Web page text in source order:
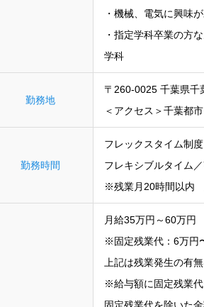
・機械、電気に興味
・指定学科卒業の
学科
勤務地
〒260-0025 千葉県
＜アクセス＞千葉都
勤務時間
フレックスタイム制
フレキシブルタイム
※残業月20時間以内
月給35万円～60万円
※固定残業代：6万円
上記は残業発生の有
※給与額に固定残業